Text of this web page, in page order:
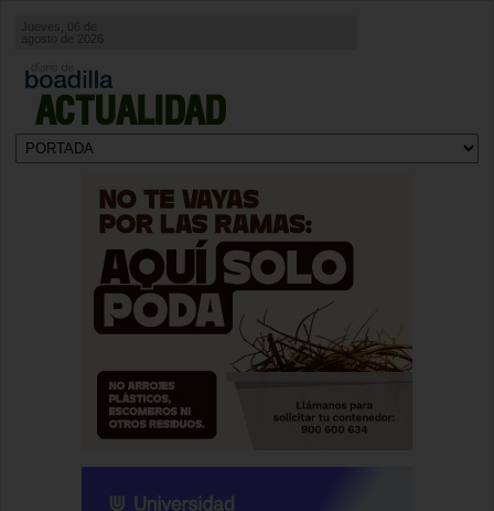
ACTUALIDAD
agosto de 2026